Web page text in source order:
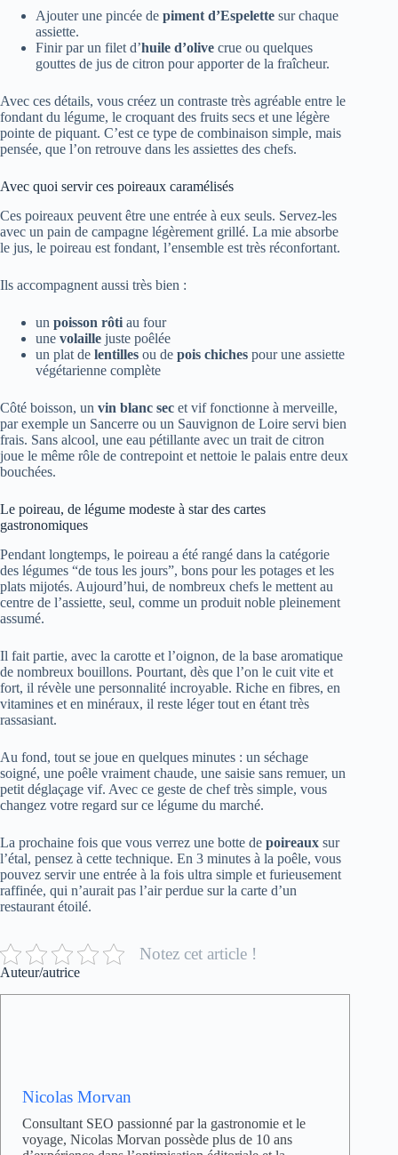
Ajouter une pincée de piment d’Espelette sur chaque
assiette.
Finir par un filet d’huile d’olive crue ou quelques
gouttes de jus de citron pour apporter de la fraîcheur.
Avec ces détails, vous créez un contraste très agréable entre le
fondant du légume, le croquant des fruits secs et une légère
pointe de piquant. C’est ce type de combinaison simple, mais
pensée, que l’on retrouve dans les assiettes des chefs.
Avec quoi servir ces poireaux caramélisés
Ces poireaux peuvent être une entrée à eux seuls. Servez-les
avec un pain de campagne légèrement grillé. La mie absorbe
le jus, le poireau est fondant, l’ensemble est très réconfortant.
Ils accompagnent aussi très bien :
un poisson rôti au four
une volaille juste poêlée
un plat de lentilles ou de pois chiches pour une assiette
végétarienne complète
Côté boisson, un vin blanc sec et vif fonctionne à merveille,
par exemple un Sancerre ou un Sauvignon de Loire servi bien
frais. Sans alcool, une eau pétillante avec un trait de citron
joue le même rôle de contrepoint et nettoie le palais entre deux
bouchées.
Le poireau, de légume modeste à star des cartes
gastronomiques
Pendant longtemps, le poireau a été rangé dans la catégorie
des légumes “de tous les jours”, bons pour les potages et les
plats mijotés. Aujourd’hui, de nombreux chefs le mettent au
centre de l’assiette, seul, comme un produit noble pleinement
assumé.
Il fait partie, avec la carotte et l’oignon, de la base aromatique
de nombreux bouillons. Pourtant, dès que l’on le cuit vite et
fort, il révèle une personnalité incroyable. Riche en fibres, en
vitamines et en minéraux, il reste léger tout en étant très
rassasiant.
Au fond, tout se joue en quelques minutes : un séchage
soigné, une poêle vraiment chaude, une saisie sans remuer, un
petit déglaçage vif. Avec ce geste de chef très simple, vous
changez votre regard sur ce légume du marché.
La prochaine fois que vous verrez une botte de poireaux sur
l’étal, pensez à cette technique. En 3 minutes à la poêle, vous
pouvez servir une entrée à la fois ultra simple et furieusement
raffinée, qui n’aurait pas l’air perdue sur la carte d’un
restaurant étoilé.
Notez cet article !
Auteur/autrice
Nicolas Morvan
Consultant SEO passionné par la gastronomie et le
voyage, Nicolas Morvan possède plus de 10 ans